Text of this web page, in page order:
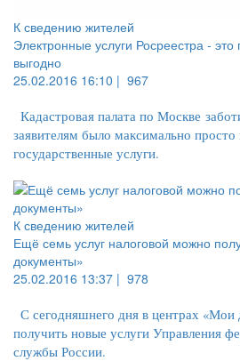
К сведению жителей
Электронные услуги Росреестра -
выгодно
25.02.2016 16:10 | 967
Кадастровая палата по Москве
заявителям было максимально
государственные услуги.
К сведению жителей
Ещё семь услуг налоговой можно
документы»
25.02.2016 13:37 | 978
С сегодняшнего дня в центрах
получить новые услуги Управления
службы России.